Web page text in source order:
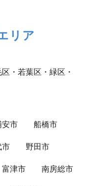
リア
・若葉区・緑区・
安市 船橋市
市 野田市
富津市 南房総市